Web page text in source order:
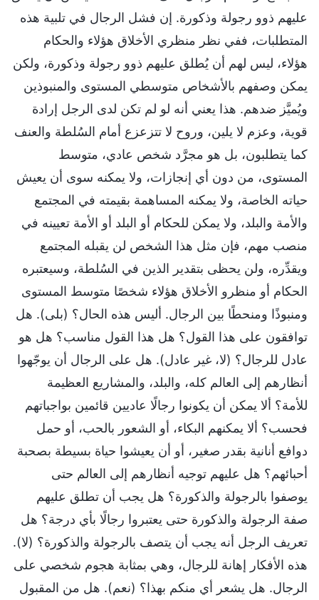
عليهم ذوو رجولة وذكورة. إن فشل الرجال في تلبية هذه
المتطلبات، ففي نظر منظري الأخلاق هؤلاء والحكام
هؤلاء، ليس لهم أن يُطلق عليهم ذوو رجولة وذكورة، ولكن
يمكن وصفهم بالأشخاص متوسطي المستوى والمنبوذين
ويُميَّز ضدهم. هذا يعني أنه لو لم تكن لدى الرجل إرادة
قوية، وعزم لا يلين، وروح لا تتزعزع أمام السُلطة والعنف
كما يتطلبون، بل هو مجرَّد شخص عادي، متوسط
المستوى، من دون أي إنجازات، ولا يمكنه سوى أن يعيش
حياته الخاصة، ولا يمكنه المساهمة بقيمته في المجتمع
والأمة والبلد، ولا يمكن للحكام أو البلد أو الأمة تعيينه في
منصب مهم، فإن مثل هذا الشخص لن يقبله المجتمع
ويقدِّره، ولن يحظى بتقدير الذين في السُلطة، وسيعتبره
الحكام أو منظرو الأخلاق هؤلاء شخصًا متوسط المستوى
ومنبوذًا ومنحطًا بين الرجال. أليس هذه الحال؟ (بلى). هل
توافقون على هذا القول؟ هل هذا القول مناسب؟ هل هو
عادل للرجال؟ (لا، غير عادل). هل على الرجال أن يوجّهوا
أنظارهم إلى العالم كله، والبلد، والمشاريع العظيمة
للأمة؟ ألا يمكن أن يكونوا رجالًا عاديين قائمين بواجباتهم
فحسب؟ ألا يمكنهم البكاء، أو الشعور بالحب، أو حمل
دوافع أنانية بقدر صغير، أو أن يعيشوا حياة بسيطة بصحبة
أحبائهم؟ هل عليهم توجيه أنظارهم إلى العالم حتى
يوصفوا بالرجولة والذكورة؟ هل يجب أن تطلق عليهم
صفة الرجولة والذكورة حتى يعتبروا رجالًا بأي درجة؟ هل
تعريف الرجل أنه يجب أن يتصف بالرجولة والذكورة؟ (لا).
هذه الأفكار إهانة للرجال، وهي بمثابة هجوم شخصي على
الرجال. هل يشعر أي منكم بهذا؟ (نعم). هل من المقبول